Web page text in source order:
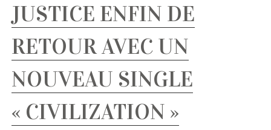
JUSTICE ENFIN DE
RETOUR AVEC UN
NOUVEAU SINGLE
« CIVILIZATION »